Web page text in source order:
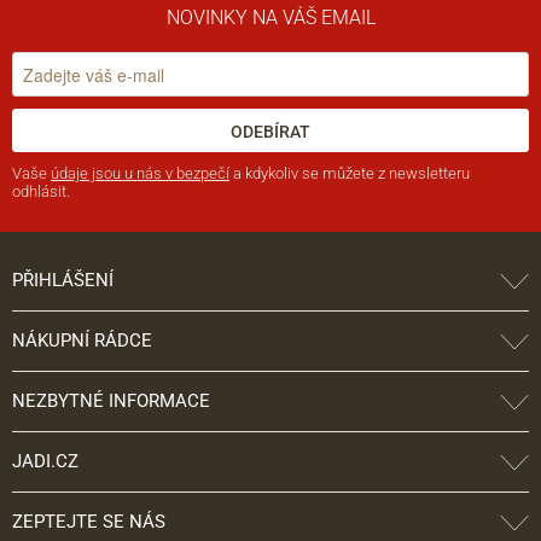
NOVINKY NA VÁŠ EMAIL
ODEBÍRAT
Vaše údaje jsou u nás v bezpečí a kdykoliv se můžete z newsletteru
odhlásit.
PŘIHLÁŠENÍ
NÁKUPNÍ RÁDCE
NEZBYTNÉ INFORMACE
JADI.CZ
ZEPTEJTE SE NÁS